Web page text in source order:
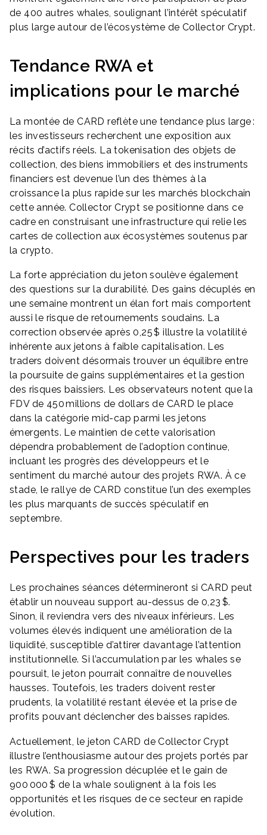
de 400 autres whales, soulignant l’intérêt spéculatif
plus large autour de l’écosystème de Collector Crypt.
Tendance RWA et
implications pour le marché
La montée de CARD reflète une tendance plus large :
les investisseurs recherchent une exposition aux
récits d’actifs réels. La tokenisation des objets de
collection, des biens immobiliers et des instruments
financiers est devenue l’un des thèmes à la
croissance la plus rapide sur les marchés blockchain
cette année. Collector Crypt se positionne dans ce
cadre en construisant une infrastructure qui relie les
cartes de collection aux écosystèmes soutenus par
la crypto.
La forte appréciation du jeton soulève également
des questions sur la durabilité. Des gains décuplés en
une semaine montrent un élan fort mais comportent
aussi le risque de retournements soudains. La
correction observée après 0,25 $ illustre la volatilité
inhérente aux jetons à faible capitalisation. Les
traders doivent désormais trouver un équilibre entre
la poursuite de gains supplémentaires et la gestion
des risques baissiers. Les observateurs notent que la
FDV de 450 millions de dollars de CARD le place
dans la catégorie mid-cap parmi les jetons
émergents. Le maintien de cette valorisation
dépendra probablement de l’adoption continue,
incluant les progrès des développeurs et le
sentiment du marché autour des projets RWA. À ce
stade, le rallye de CARD constitue l’un des exemples
les plus marquants de succès spéculatif en
septembre.
Perspectives pour les traders
Les prochaines séances détermineront si CARD peut
établir un nouveau support au-dessus de 0,23 $.
Sinon, il reviendra vers des niveaux inférieurs. Les
volumes élevés indiquent une amélioration de la
liquidité, susceptible d’attirer davantage l’attention
institutionnelle. Si l’accumulation par les whales se
poursuit, le jeton pourrait connaître de nouvelles
hausses. Toutefois, les traders doivent rester
prudents, la volatilité restant élevée et la prise de
profits pouvant déclencher des baisses rapides.
Actuellement, le jeton CARD de Collector Crypt
illustre l’enthousiasme autour des projets portés par
les RWA. Sa progression décuplée et le gain de
900 000 $ de la whale soulignent à la fois les
opportunités et les risques de ce secteur en rapide
évolution.